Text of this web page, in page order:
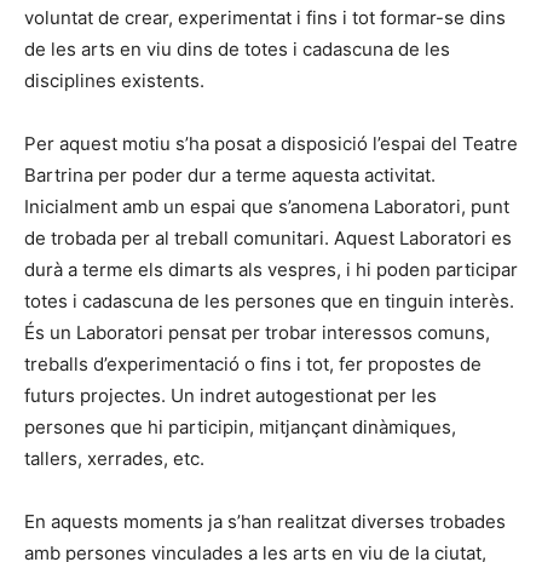
voluntat de crear, experimentat i fins i tot formar-se dins
de les arts en viu dins de totes i cadascuna de les
disciplines existents.
Per aquest motiu s’ha posat a disposició l’espai del Teatre
Bartrina per poder dur a terme aquesta activitat.
Inicialment amb un espai que s’anomena Laboratori, punt
de trobada per al treball comunitari. Aquest Laboratori es
durà a terme els dimarts als vespres, i hi poden participar
totes i cadascuna de les persones que en tinguin interès.
És un Laboratori pensat per trobar interessos comuns,
treballs d’experimentació o fins i tot, fer propostes de
futurs projectes. Un indret autogestionat per les
persones que hi participin, mitjançant dinàmiques,
tallers, xerrades, etc.
En aquests moments ja s’han realitzat diverses trobades
amb persones vinculades a les arts en viu de la ciutat,